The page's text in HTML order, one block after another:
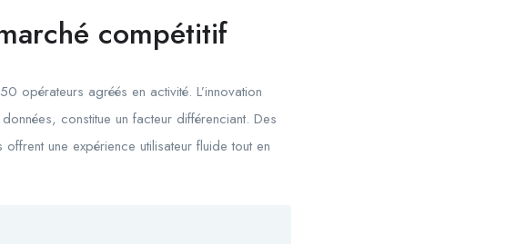
compétitif
opérateurs agréés en activité. L’innovation
constitue un facteur différenciant. Des
une expérience utilisateur fluide tout en